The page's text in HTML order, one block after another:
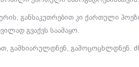
განსაკუთრებით კი ქართული
გვაქვს საამაყო.
გამხიარულდნენ,